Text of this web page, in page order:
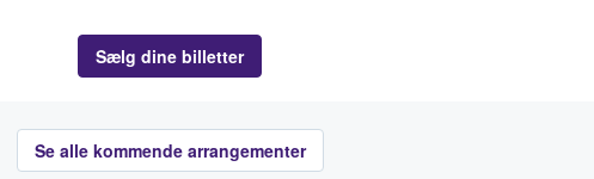
Sælg dine billetter
Se alle kommende arrangementer